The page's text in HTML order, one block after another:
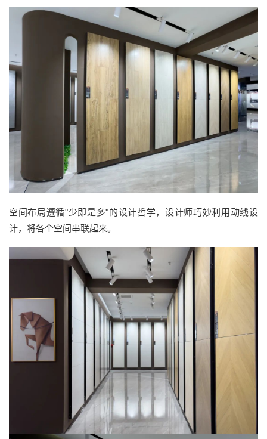
空间布局遵循"少即是多"的设计哲学，设计师巧妙利用动线设
计，将各个空间串联起来。